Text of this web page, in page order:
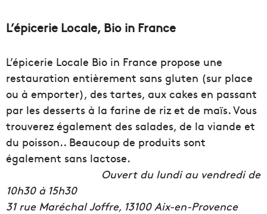
L’épicerie Locale, Bio in France
L’épicerie Locale Bio in France propose une
restauration entièrement sans gluten (sur place
ou à emporter), des tartes, aux cakes en passant
par les desserts à la farine de riz et de maïs. Vous
trouverez également des salades, de la viande et
du poisson.. Beaucoup de produits sont
également sans lactose.
Ouvert du lundi au vendredi de
10h30 à 15h30
31 rue Maréchal Joffre, 13100 Aix-en-Provence